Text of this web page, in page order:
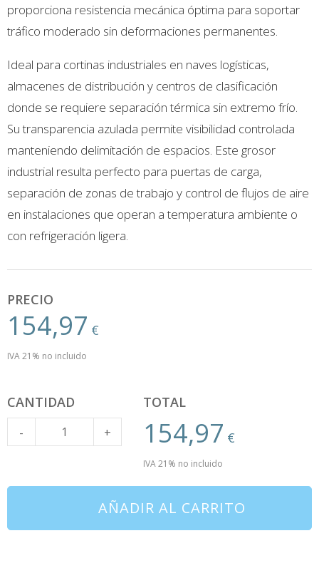
proporciona resistencia mecánica óptima para soportar
tráfico moderado sin deformaciones permanentes.
Ideal para cortinas industriales en naves logísticas,
almacenes de distribución y centros de clasificación
donde se requiere separación térmica sin extremo frío.
Su transparencia azulada permite visibilidad controlada
manteniendo delimitación de espacios. Este grosor
industrial resulta perfecto para puertas de carga,
separación de zonas de trabajo y control de flujos de aire
en instalaciones que operan a temperatura ambiente o
con refrigeración ligera.
PRECIO
154,97€
IVA 21% no incluido
CANTIDAD
-
Cantidad +
TOTAL
154,97€
IVA 21% no incluido
AÑADIR AL CARRITO